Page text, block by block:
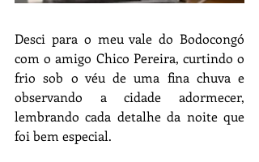
Desci para o meu vale do Bodocongó
com o amigo Chico Pereira, curtindo o
frio sob o véu de uma fina chuva e
observando a cidade adormecer,
lembrando cada detalhe da noite que
foi bem especial.